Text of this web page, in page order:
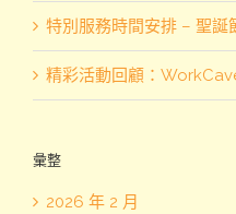
特別服務時間安排 – 聖誕
精彩活動回顧：
彙整
2026 年 2 月